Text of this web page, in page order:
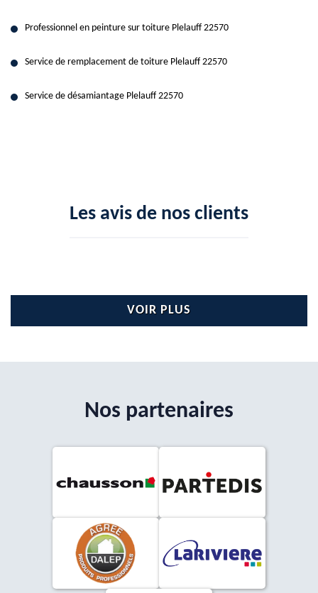
Professionnel en peinture sur toiture Plelauff 22570
Service de remplacement de toiture Plelauff 22570
Service de désamiantage Plelauff 22570
Les avis de nos clients
VOIR PLUS
Nos partenaires